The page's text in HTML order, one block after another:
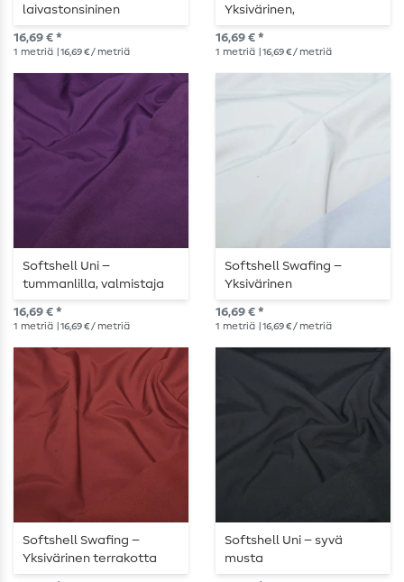
laivastonsininen
16,69 € *
1 metriä | 16,69 € / metriä
Yksivärinen,
marmorikuvioinen
farkkusininen
16,69 € *
1 metriä | 16,69 € / metriä
Softshell Uni –
tummanlilla, valmistaja
Swafing
16,69 € *
1 metriä | 16,69 € / metriä
Softshell Swafing –
Yksivärinen
vaaleanharmaa
16,69 € *
1 metriä | 16,69 € / metriä
Softshell Swafing –
Yksivärinen terrakotta
Softshell Uni – syvä
musta